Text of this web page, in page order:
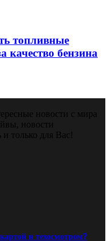
топливные
качество бензина
новости с мира
новости
только для Вас!
и техосмотром?